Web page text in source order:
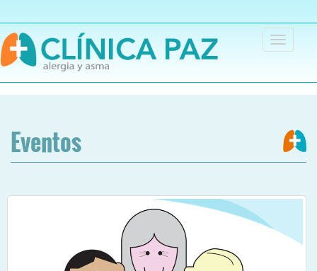
Toggle
navigation
Eventos